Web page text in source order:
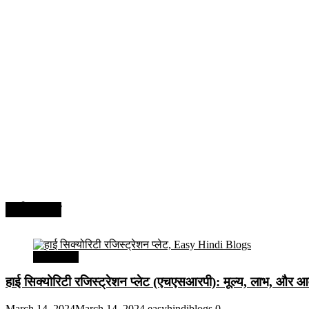
हाई सिक्योरिटी रजिस्ट्रेशन प्लेट (एचएसआरपी): मूल्य, लाभ,